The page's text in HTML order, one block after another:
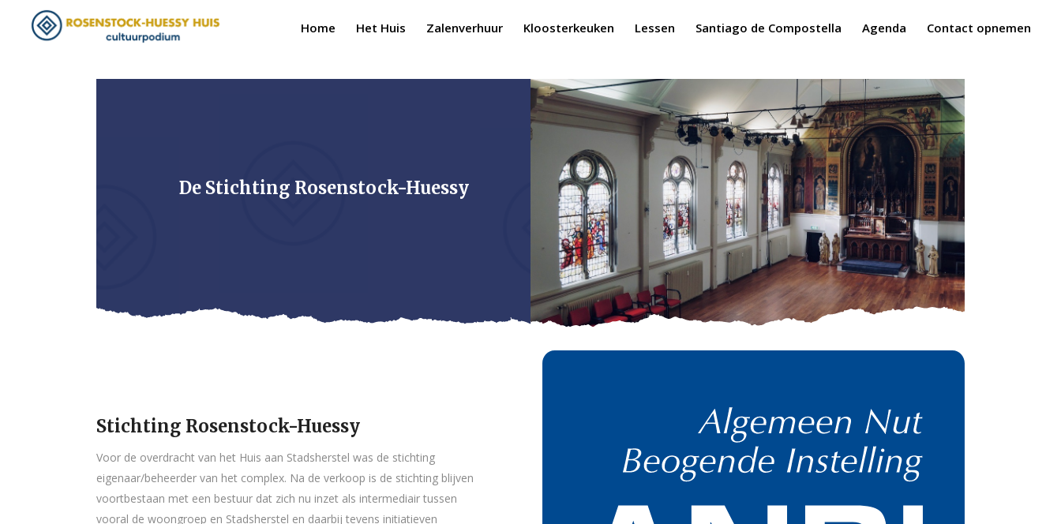
Home Het Huis Zalenverhuur Kloosterkeuken Lessen Santiago de Compostella Agenda Contact opnemen
De Stichting Rosenstock-Huessy
Stichting Rosenstock-Huessy
Voor de overdracht van het Huis aan Stadsherstel was de stichting
eigenaar/beheerder van het complex. Na de verkoop is de stichting blijven
voortbestaan met een bestuur dat zich nu inzet als intermediair tussen
vooral de woongroep en Stadsherstel en daarbij tevens initiatieven